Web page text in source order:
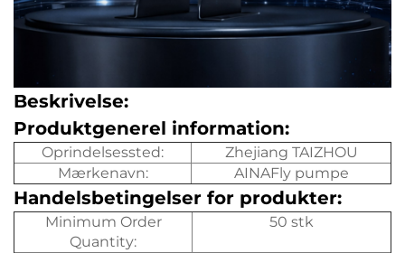
Beskrivelse:
Produktgenerel information:
Oprindelsessted:
Zhejiang TAIZHOU
Mærkenavn:
AINAFly pumpe
Handelsbetingelser for produkter:
Minimum Order
Quantity:
50 stk